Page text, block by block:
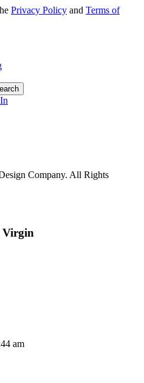
Privacy Policy and Terms of
Company. All Rights
Virgin
am